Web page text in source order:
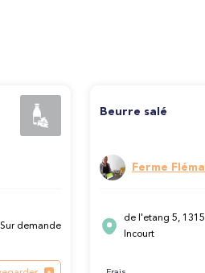
Sur demande
Beurre salé
Ferme Flémal
de l'etang 5, 1315
Incourt